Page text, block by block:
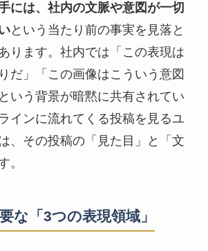
には、社内の文脈や意図が一切
という当たり前の事実を見落と
ります。社内では「この表現は
だ」「この画像はこういう意図
いう背景が暗黙に共有されてい
インに流れてくる投稿を見るユ
、その投稿の「見た目」と「文
。
な「3つの表現領域」